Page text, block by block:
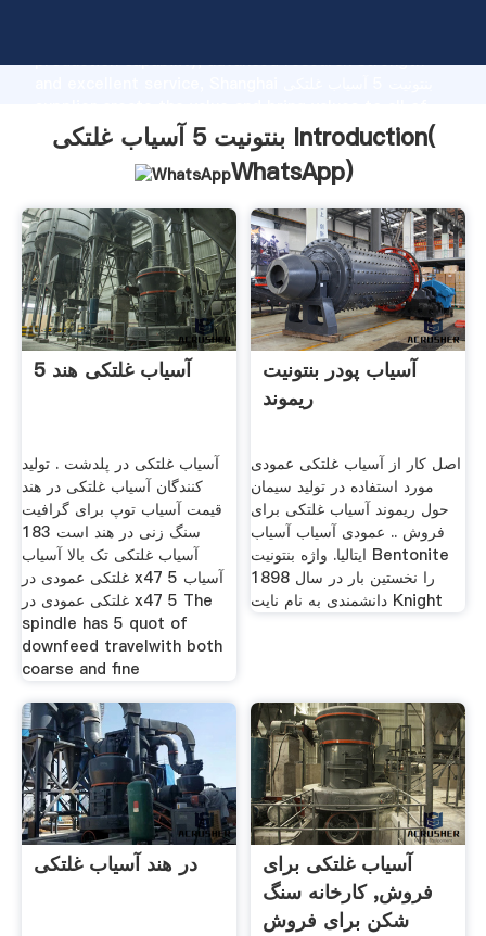
production capability, advanced research strength
customers.
بنتونیت 5 آسیاب غلتکی Introduction(
WhatsApp)
5 آسیاب غلتکی هند
آسیاب غلتکی در پلدشت . تولید
کنندگان آسیاب غلتکی در هند
قیمت آسیاب توپ برای گرافیت
سنگ زنی در هند است 183
آسیاب غلتکی تک بالا آسیاب
غلتکی عمودی در x47 5 آسیاب
غلتکی عمودی در x47 5 The
spindle has 5 quot of
downfeed travelwith both
coarse and fine
آسیاب پودر بنتونیت
ریموند
اصل کار از آسیاب غلتکی عمودی
مورد استفاده در تولید سیمان
حول ریموند آسیاب غلتکی برای
فروش .. عمودی آسیاب آسیاب
ایتالیا. واژه بنتونیت Bentonite
را نخستین بار در سال 1898
دانشمندی به نام نایت Knight
در هند آسیاب غلتکی
آسیاب غلتکی برای
فروش, کارخانه سنگ
شکن برای فروش